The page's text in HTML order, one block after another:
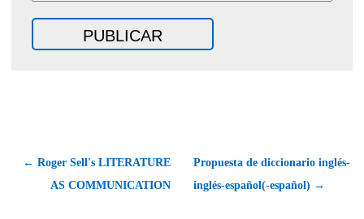
← Roger Sell's LITERATURE
AS COMMUNICATION
Propuesta de diccionario inglés-
inglés-español(-español) →